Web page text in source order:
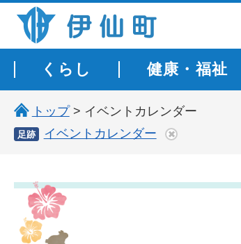
伊仙町 健康・長寿と子宝の町
くらし 健康・福祉
トップ> イベントカレンダー
足跡 イベントカレンダー